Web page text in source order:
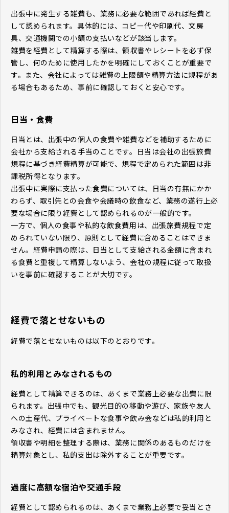
出張中に発生する雑費も、業務に必要な範囲であれば経費と
して認められます。具体的には、コピー代や印刷代、文房
具、交通機関での小額の支払いなどが該当します。
雑費を経費として精算する際は、領収書やレシートを必ず保
管し、何のために使用したかを明確にしておくことが重要で
す。また、会社によっては雑費の上限額や精算方法に規程があ
る場合もあるため、事前に確認しておくと安心です。
日当・食費
日当とは、出張中の個人の食費や雑費などを補助するために
会社から支給される手当のことです。日当は会社の出張旅費
規程に基づき経費精算が可能で、規程で定められた範囲は非
課税所得となります。
出張中に実際に支払った食費については、日当の有無にかか
わらず、取引先との会食や会議時の飲食など、業務の遂行上必
要な場合に限り経費として認められるのが一般的です。
一方で、個人の食事や私的な飲食費用は、出張旅費規程で定
められていない限り、原則として経費に含めることはできま
せん。経費申請の際は、日当として支給される金額に含まれ
る食費と重複して精算しないよう、会社の規程に従って取扱
いを事前に確認することが大切です。
経費で落とせないもの
経費で落とせないものは以下のとおりです。
私的利用とみなされるもの
経費として精算できるのは、あくまで業務上必要な出費に限
られます。出張中でも、観光目的の移動や遊び、家族や友人
への土産代、プライベートな食事や飲み会などは私的利用と
みなされ、経費には含まれません。
領収書や明細を整理する際は、業務に関係のあるものだけを
精算対象とし、私的支出は除外することが重要です。
過度に高額な宿泊や交通手段
経費として認められるのは、あくまで業務上必要で妥当とさ